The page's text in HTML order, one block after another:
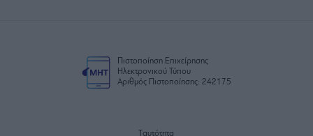
Πιστοποίηση Επιχείρησης
Ηλεκτρονικού Τύπου
Αριθμός Πιστοποίησης: 242175
Ταυτότητα